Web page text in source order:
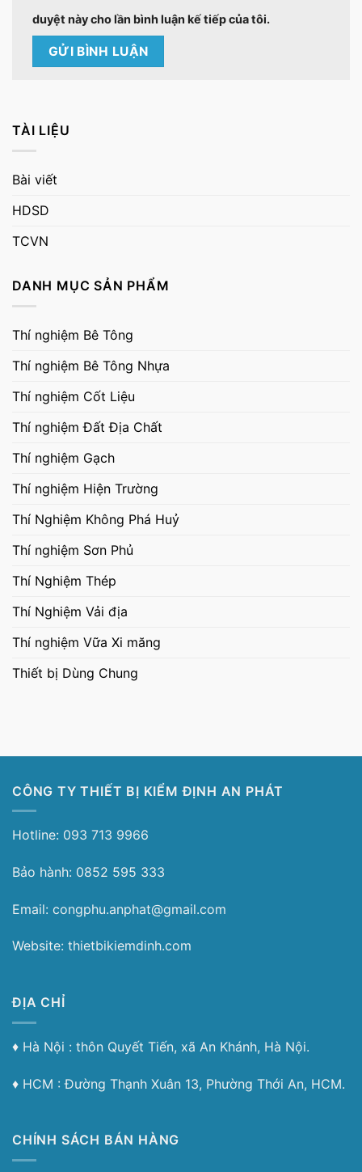
TÀI LIỆU
Bài viết
HDSD
TCVN
DANH MỤC SẢN PHẨM
Thí nghiệm Bê Tông
Thí nghiệm Bê Tông Nhựa
Thí nghiệm Cốt Liệu
Thí nghiệm Đất Địa Chất
Thí nghiệm Gạch
Thí nghiệm Hiện Trường
Thí Nghiệm Không Phá Huỷ
Thí nghiệm Sơn Phủ
Thí Nghiệm Thép
Thí Nghiệm Vải địa
Thí nghiệm Vữa Xi măng
Thiết bị Dùng Chung
duyệt này cho lần bình luận kế tiếp của tôi.
CÔNG TY THIẾT BỊ KIỂM ĐỊNH AN PHÁT
Hotline: 093 713 9966
Bảo hành: 0852 595 333
Email: congphu.anphat@gmail.com
Website: thietbikiemdinh.com
ĐỊA CHỈ
♦︎ Hà Nội : thôn Quyết Tiến, xã An Khánh, Hà Nội.
♦︎ HCM : Đường Thạnh Xuân 13, Phường Thới An, HCM.
CHÍNH SÁCH BÁN HÀNG